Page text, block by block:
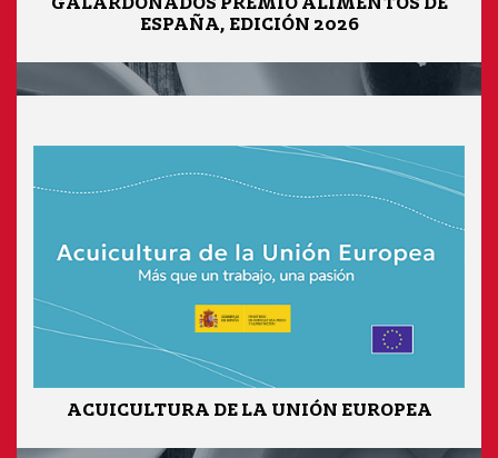
ESPAÑA, EDICIÓN 2026
ACUICULTURA DE LA UNIÓN EUROPEA